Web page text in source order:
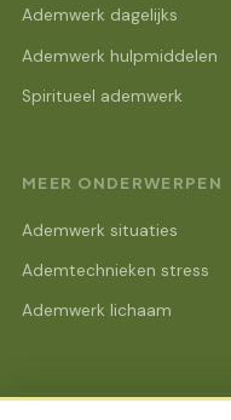
Ademwerk dagelijks
Ademwerk hulpmiddelen
Spiritueel ademwerk
MEER ONDERWERPEN
Ademwerk situaties
Ademtechnieken stress
Ademwerk lichaam